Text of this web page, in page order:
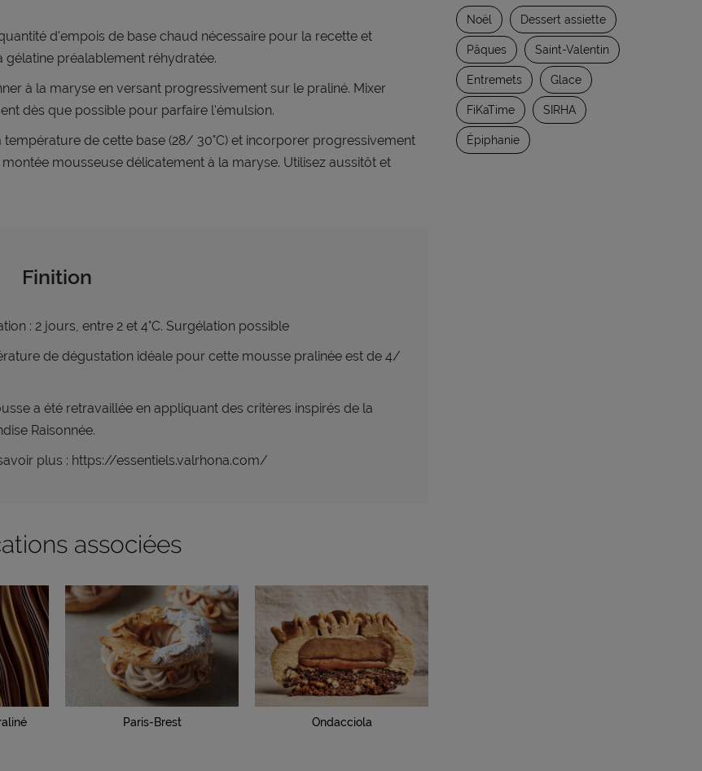
d'empois de base chaud nécessaire pour la recette et
gélatine préalablement réhydratée.
à la maryse en versant progressivement sur le praliné. Mixer
dès que possible pour parfaire l'émulsion.
température de cette base (28/ 30°C) et incorporer progressivement
mousseuse délicatement à la maryse. Utilisez aussitôt et
Finition
: 2 jours, entre 2 et 4°C. Surgélation possible
de dégustation idéale pour cette mousse pralinée est de 4/
a été retravaillée en appliquant des critères inspirés de la
Raisonnée.
plus : https://essentiels.valrhona.com/
associées
Paris-Brest Ondacciola
Noël Dessert assiette
Pâques Saint-Valentin
Entremets Glace
FiKaTime SIRHA
Épiphanie